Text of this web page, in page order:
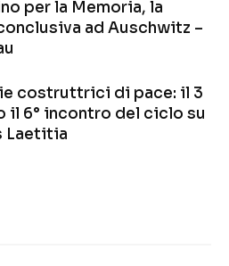
per la Memoria, la
ad Auschwitz –
costruttrici di pace: il 3
il 6° incontro del ciclo su
Laetitia